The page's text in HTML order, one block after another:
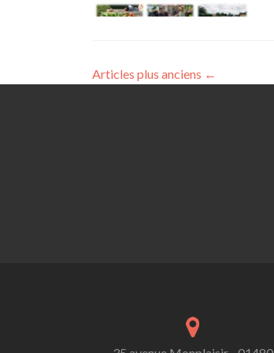
Articles plus anciens ←